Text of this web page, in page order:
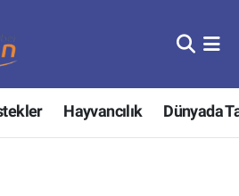
Hayvancılık Dünyada